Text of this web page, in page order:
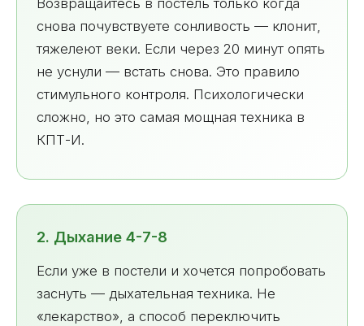
Возвращайтесь в постель только когда
снова почувствуете сонливость — клонит,
тяжелеют веки. Если через 20 минут опять
не уснули — встать снова. Это правило
стимульного контроля. Психологически
сложно, но это самая мощная техника в
КПТ-И.
2. Дыхание 4-7-8
Если уже в постели и хочется попробовать
заснуть — дыхательная техника. Не
«лекарство», а способ переключить